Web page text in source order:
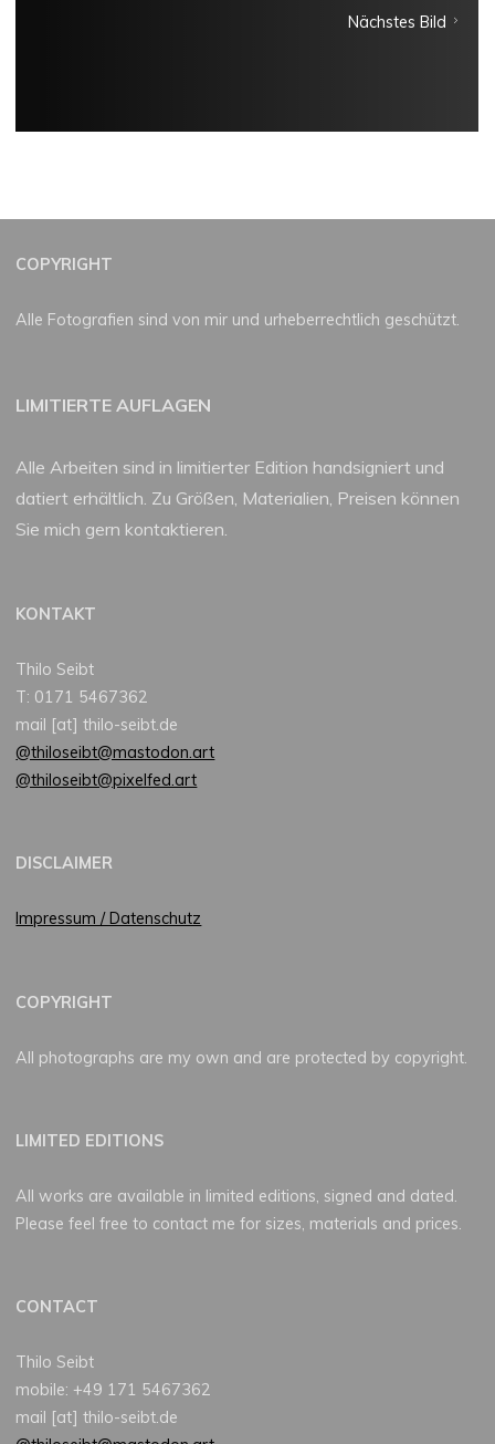
Nächstes Bild
COPYRIGHT
Alle Fotografien sind von mir und urheberrechtlich geschützt.
LIMITIERTE AUFLAGEN
Alle Arbeiten sind in limitierter Edition handsigniert und
datiert erhältlich. Zu Größen, Materialien, Preisen können
Sie mich gern kontaktieren.
KONTAKT
Thilo Seibt
T: 0171 5467362
mail [at] thilo-seibt.de
@thiloseibt@mastodon.art
@thiloseibt@pixelfed.art
DISCLAIMER
Impressum / Datenschutz
COPYRIGHT
All photographs are my own and are protected by copyright.
LIMITED EDITIONS
All works are available in limited editions, signed and dated.
Please feel free to contact me for sizes, materials and prices.
CONTACT
Thilo Seibt
mobile: +49 171 5467362
mail [at] thilo-seibt.de